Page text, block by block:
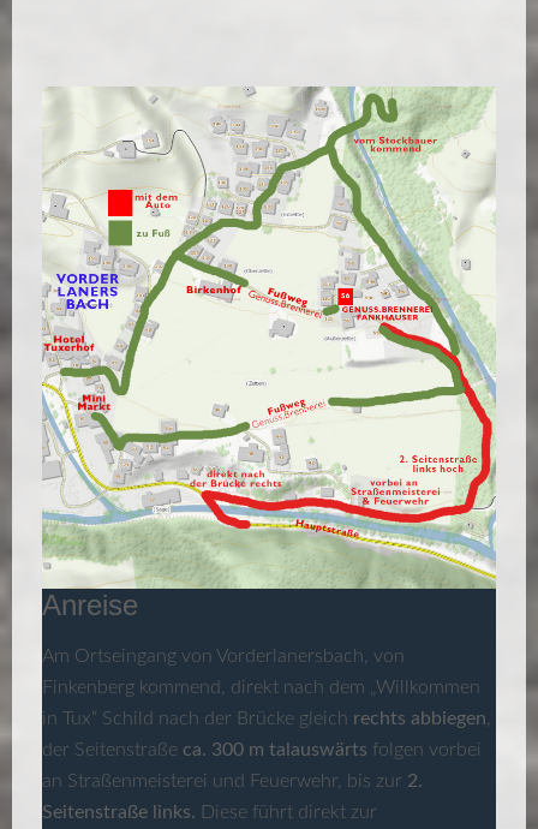
Anreise
Am Ortseingang von Vorderlanersbach, von
Finkenberg kommend, direkt nach dem „Willkommen
in Tux“ Schild nach der Brücke gleich rechts abbiegen
der Seitenstraße ca. 300 m talauswärts folgen vorbei
an Straßenmeisterei und Feuerwehr, bis zur 2.
Seitenstraße links. Diese führt direkt zur